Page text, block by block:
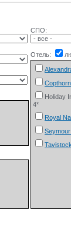
СПО:
Отель:
Holiday
4*
Royal